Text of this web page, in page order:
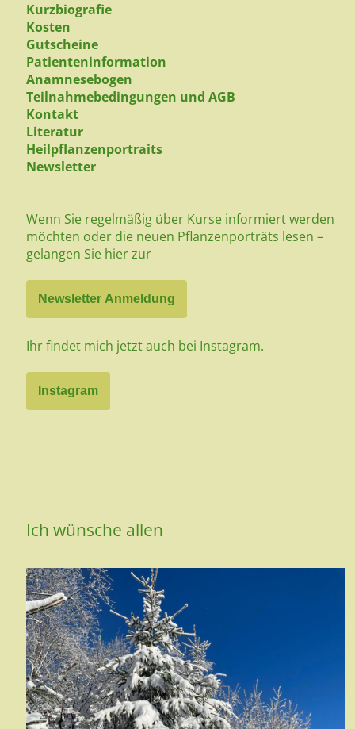
Kurzbiografie
Kosten
Gutscheine
Patienteninformation
Anamnesebogen
Teilnahmebedingungen und AGB
Kontakt
Literatur
Heilpflanzenportraits
Newsletter
Wenn Sie regelmäßig über Kurse informiert werden
möchten oder die neuen Pflanzenporträts lesen –
gelangen Sie hier zur
Newsletter Anmeldung
Ihr findet mich jetzt auch bei Instagram.
Instagram
Ich wünsche allen